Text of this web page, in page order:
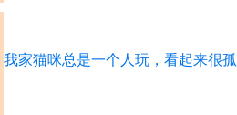
我家猫咪总是一个人玩，看起来很